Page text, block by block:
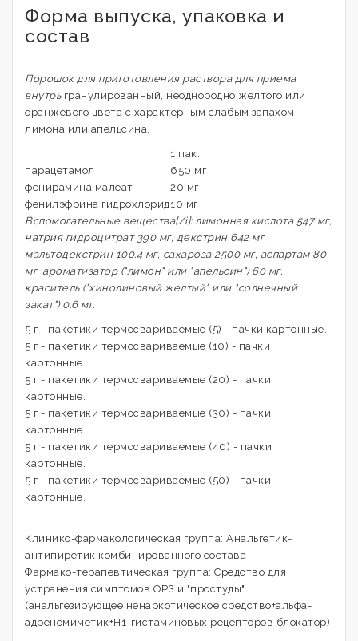
Форма выпуска, упаковка и
состав
Порошок для приготовления раствора для приема
внутрьгранулированный, неоднородно желтого или
оранжевого цвета с характерным слабым запахом
лимона или апельсина.
1 пак.
парацетамол
650 мг
фенирамина малеат
20 мг
фенилэфрина гидрохлорид10 мг
Вспомогательные вещества[/i]: лимонная кислота 547 мг,
натрия гидроцитрат 390 мг, декстрин 642 мг,
мальтодекстрин 100.4 мг, сахароза 2500 мг, аспартам 80
мг, ароматизатор ("лимон" или "апельсин") 60 мг,
краситель ("хинолиновый желтый" или "солнечный
закат") 0.6 мг.
5 г - пакетики термосвариваемые (5) - пачки картонные.
5 г - пакетики термосвариваемые (10) - пачки
картонные.
5 г - пакетики термосвариваемые (20) - пачки
картонные.
5 г - пакетики термосвариваемые (30) - пачки
картонные.
5 г - пакетики термосвариваемые (40) - пачки
картонные.
5 г - пакетики термосвариваемые (50) - пачки
картонные.
Клинико-фармакологическая группа: Анальгетик-
антипиретик комбинированного состава
Фармако-терапевтическая группа: Средство для
устранения симптомов ОРЗ и "простуды"
(анальгезирующее ненаркотическое средство+альфа-
адреномиметик+H1-гистаминовых рецепторов блокатор)